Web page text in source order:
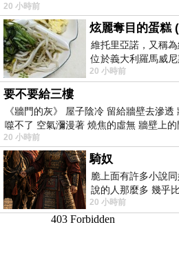
20 小時前
炫麗奪目的蛋糕
維托里亞諾，又稱
位於義大利羅馬威
用以紀念統一義大利
20 小時前
要不要給三樓
《牆門的灰》 屋子陰冷 留給牆壁去滲
噬不了 空氣瀰漫著 燒焦的虛無 牆壁上的
20 小時前
騎奴
脆上面有許多小說
說的人那麼多 幾乎
了一個問題 她說為
20 小時前